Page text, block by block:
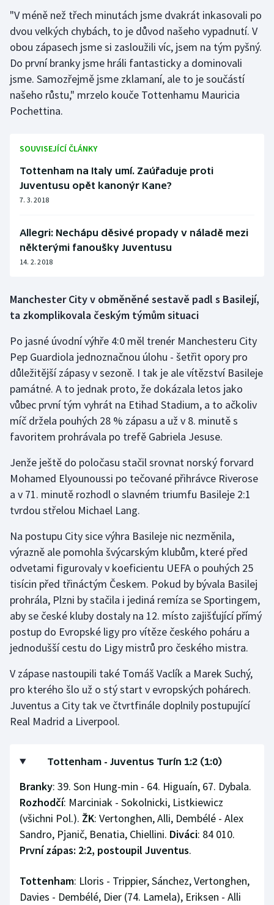
"V méně než třech minutách jsme dvakrát inkasovali po
dvou velkých chybách, to je důvod našeho vypadnutí. V
obou zápasech jsme si zasloužili víc, jsem na tým pyšný.
Do první branky jsme hráli fantasticky a dominovali
jsme. Samozřejmě jsme zklamaní, ale to je součástí
našeho růstu," mrzelo kouče Tottenhamu Mauricia
Pochettina.
SOUVISEJÍCÍ ČLÁNKY
Tottenham na Italy umí. Zaúřaduje proti
Juventusu opět kanonýr Kane?
7. 3. 2018
Allegri: Nechápu děsivé propady v náladě mezi
některými fanoušky Juventusu
14. 2. 2018
Manchester City v obměněné sestavě padl s Basilejí,
ta zkomplikovala českým týmům situaci
Po jasné úvodní výhře 4:0 měl trenér Manchesteru City
Pep Guardiola jednoznačnou úlohu - šetřit opory pro
důležitější zápasy v sezoně. I tak je ale vítězství Basileje
památné. A to jednak proto, že dokázala letos jako
vůbec první tým vyhrát na Etihad Stadium, a to ačkoliv
míč držela pouhých 28 % zápasu a už v 8. minutě s
favoritem prohrávala po trefě Gabriela Jesuse.
Jenže ještě do poločasu stačil srovnat norský forvard
Mohamed Elyounoussi po tečované přihrávce Riverose
a v 71. minutě rozhodl o slavném triumfu Basileje 2:1
tvrdou střelou Michael Lang.
Na postupu City sice výhra Basileje nic nezměnila,
výrazně ale pomohla švýcarským klubům, které před
odvetami figurovaly v koeficientu UEFA o pouhých 25
tisícin před třináctým Českem. Pokud by bývala Basilej
prohrála, Plzni by stačila i jediná remíza se Sportingem,
aby se české kluby dostaly na 12. místo zajišťující přímý
postup do Evropské ligy pro vítěze českého poháru a
jednodušší cestu do Ligy mistrů pro českého mistra.
V zápase nastoupili také Tomáš Vaclík a Marek Suchý,
pro kterého šlo už o stý start v evropských pohárech.
Juventus a City tak ve čtvrtfinále doplnily postupující
Real Madrid a Liverpool.
Tottenham - Juventus Turín 1:2 (1:0)
Branky: 39. Son Hung-min - 64. Higuaín, 67. Dybala.
Rozhodčí: Marciniak - Sokolnicki, Listkiewicz
(všichni Pol.). ŽK: Vertonghen, Alli, Dembélé - Alex
Sandro, Pjanič, Benatia, Chiellini. Diváci: 84 010.
První zápas: 2:2, postoupil Juventus.
Tottenham: Lloris - Trippier, Sánchez, Vertonghen,
Davies - Dembélé, Dier (74. Lamela), Eriksen - Alli